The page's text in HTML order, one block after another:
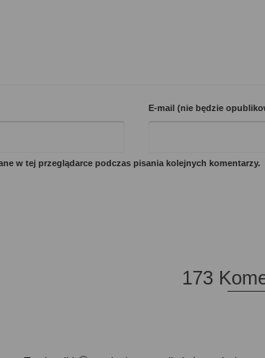
E-mail (nie będzie
w tej przeglądarce podczas pisania kolejnych komentarzy.
173